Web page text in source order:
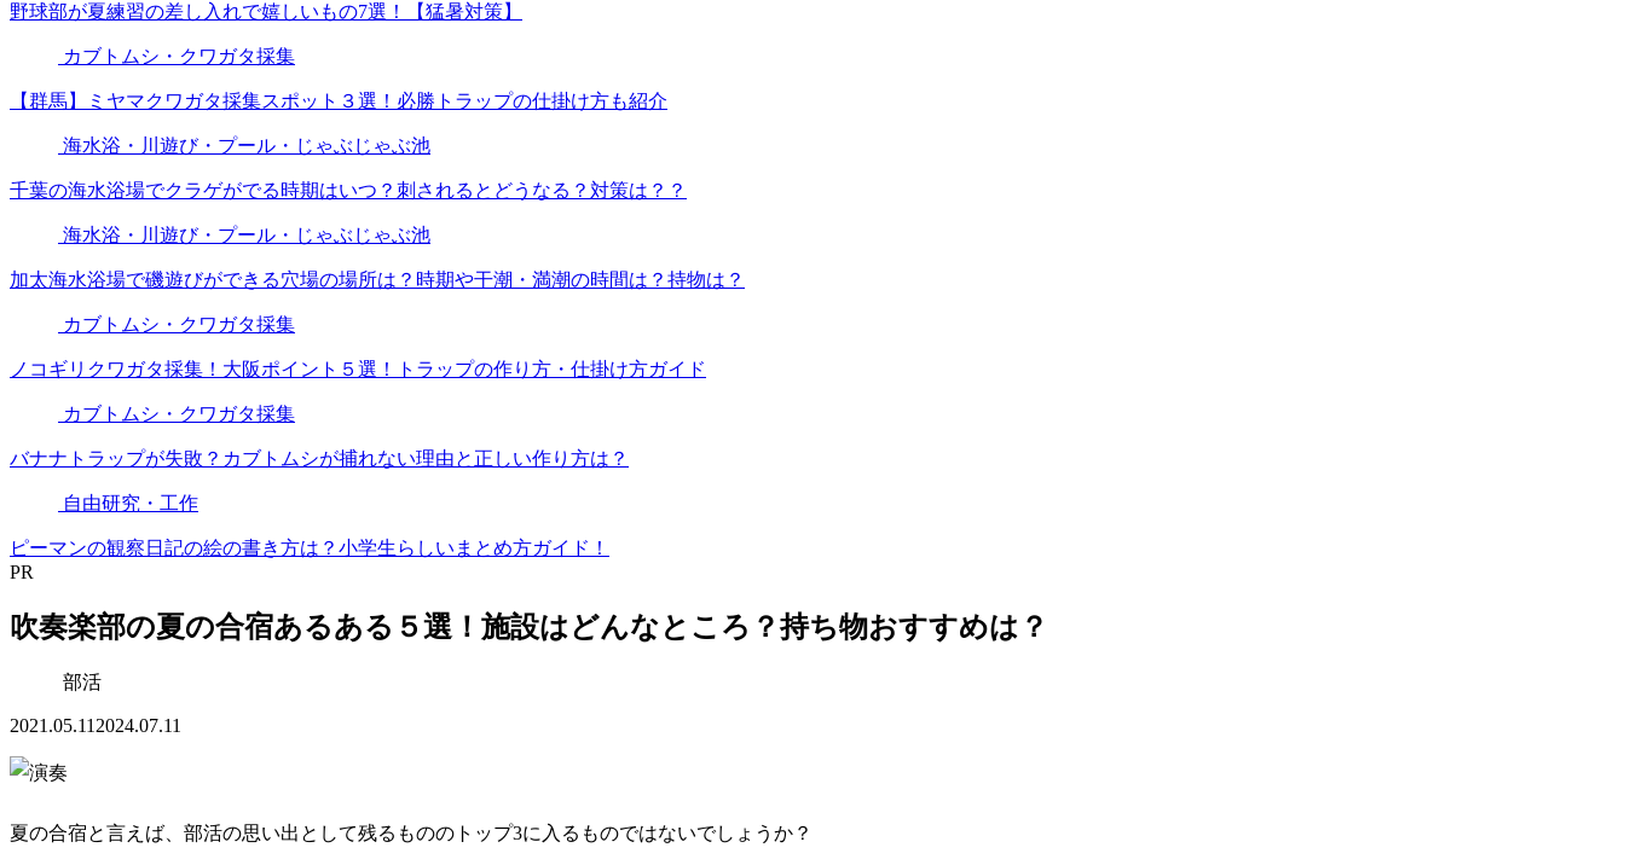
野球部が夏練習の差し入れで嬉しいもの7選！【猛暑対策】
カブトムシ・クワガタ採集
【群馬】ミヤマクワガタ採集スポット３選！必勝トラップの仕掛け方も紹介
海水浴・川遊び・プール・じゃぶじゃぶ池
千葉の海水浴場でクラゲがでる時期はいつ？刺されるとどうなる？対策は？？
海水浴・川遊び・プール・じゃぶじゃぶ池
加太海水浴場で磯遊びができる穴場の場所は？時期や干潮・満潮の時間は？持物は？
カブトムシ・クワガタ採集
ノコギリクワガタ採集！大阪ポイント５選！トラップの作り方・仕掛け方ガイド
カブトムシ・クワガタ採集
バナナトラップが失敗？カブトムシが捕れない理由と正しい作り方は？
自由研究・工作
ピーマンの観察日記の絵の書き方は？小学生らしいまとめ方ガイド！
PR
吹奏楽部の夏の合宿あるある５選！施設はどんなところ？持ち物おすすめは？
部活
2021.05.11 2024.07.11
夏の合宿と言えば、部活の思い出として残るもののトップ3に入るものではないでしょうか？